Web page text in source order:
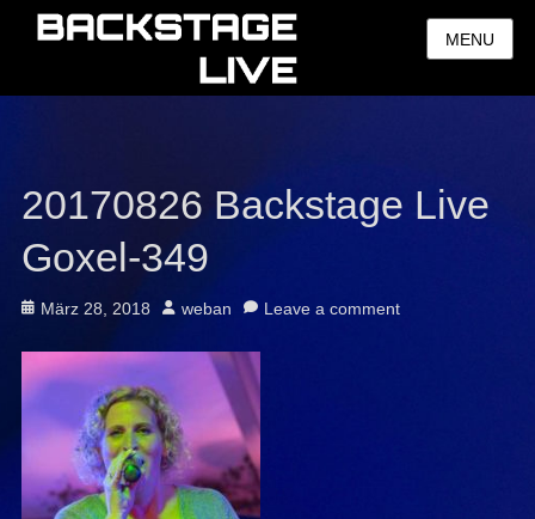
MENU
20170826 Backstage Live
Goxel-349
Posted
März 28, 2018 Author
weban Leave a comment